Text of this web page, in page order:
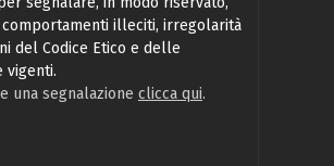
illeciti, irregolarità
del Codice Etico e delle
vigenti.
una segnalazione clicca qui.